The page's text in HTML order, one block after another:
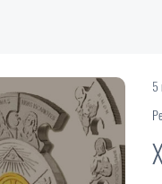
5